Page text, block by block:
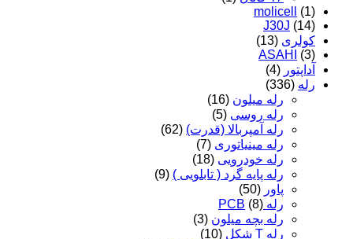
molicell
(1)
J30J (14)
کولری (13)
ASAHI
(3)
آداپتور (4)
رله (336)
رله میلون (16)
رله روسی (5)
رله آمپربالا (قدرت) (62)
رله مینیاتوری (7)
رله خودرویی (18)
رله پایه گرد ( تابلویی ) (9)
پاور (50)
رله PCB (8)
رله بچه میلون (3)
رله T شکل
(10)